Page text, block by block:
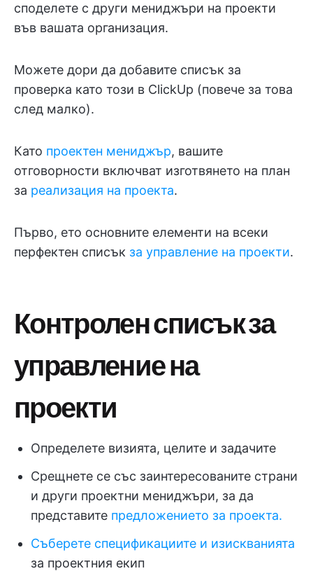
споделете с други мениджъри на проекти
във вашата организация.
Можете дори да добавите списък за
проверка като този в ClickUp (повече за това
след малко).
Като проектен мениджър, вашите
отговорности включват изготвянето на план
за реализация на проекта.
Първо, ето основните елементи на всеки
перфектен списък за управление на проекти.
Контролен списък за
управление на
проекти
Определете визията, целите и задачите
Срещнете се със заинтересованите страни
и други проектни мениджъри, за да
представите предложението за проекта.
Съберете спецификациите и изискванията
за проектния екип